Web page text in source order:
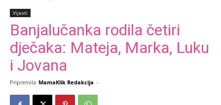
Vijesti
Banjalučanka rodila četiri
dječaka: Mateja, Marka, Luku
i Jovana
Pripremila MamaKlik Redakcija -